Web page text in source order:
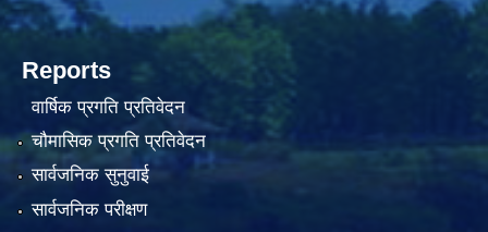
Reports
वार्षिक प्रगति प्रतिवेदन
चौमासिक प्रगति प्रतिवेदन
सार्वजनिक सुनुवाई
सार्वजनिक परीक्षण